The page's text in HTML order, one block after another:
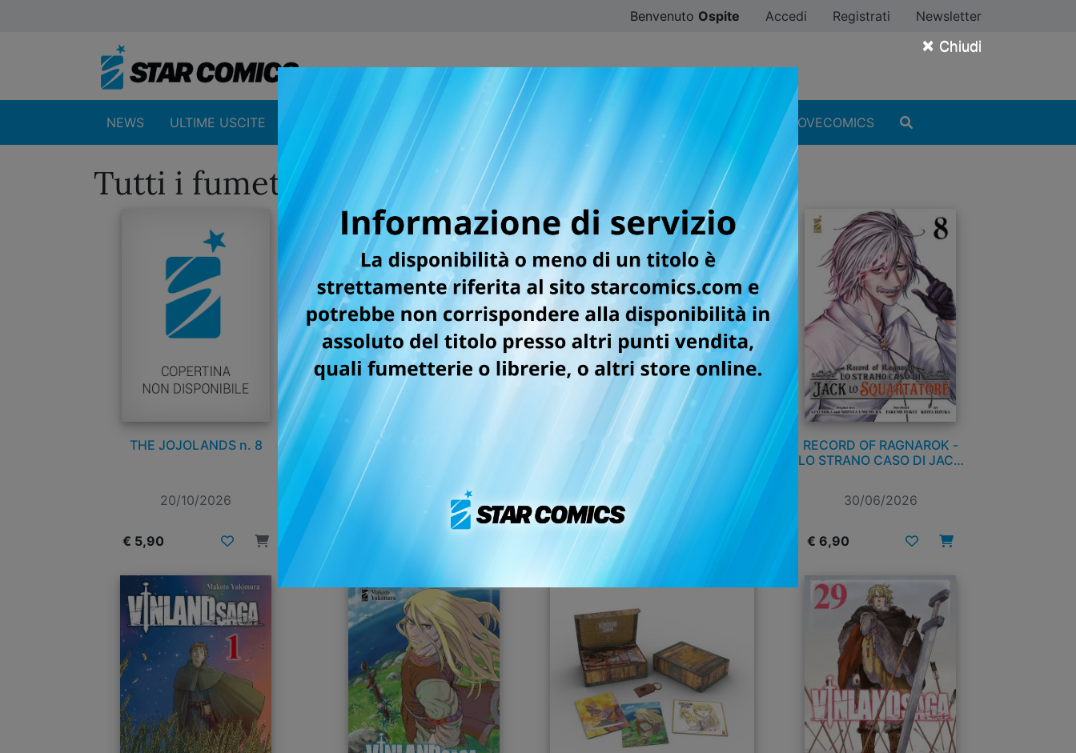
× Chiudi
Benvenuto Ospite Accedi Registrati Newsletter
NEWS ULTIME USCITE CATALOGO SFOGLIA ONLINE DIGISTAR #ILOVEMANGA #ILOVECOMICS
Tutti i fumetti per la testata ACTION
THE JOJOLANDS n. 8
20/10/2026
€ 5,90
RECORD OF RAGNAROK n.
25/08/2026
THE JOJOLANDS n. 7
14/07/2026
€ 5,90
RECORD OF RAGNAROK -
LO STRANO CASO DI JACK
30/06/2026
€ 6,90